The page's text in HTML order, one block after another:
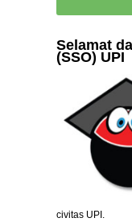
Selamat
(SSO) UPI
civitas UPI.